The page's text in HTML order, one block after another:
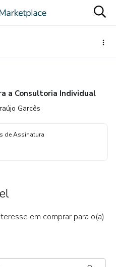
a Consultoria Individual
Garcês
de Assinatura
em comprar para o(a)